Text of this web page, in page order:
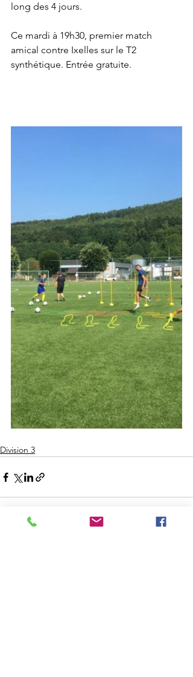
long des 4 jours.
Ce mardi à 19h30, premier match
amical contre Ixelles sur le T2
synthétique. Entrée gratuite.
Division 3